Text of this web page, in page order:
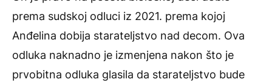
prema sudskoj odluci iz 2021. prema kojoj
Anđelina dobija starateljstvo nad decom. Ova
odluka naknadno je izmenjena nakon što je
prvobitna odluka glasila da starateljstvo bude